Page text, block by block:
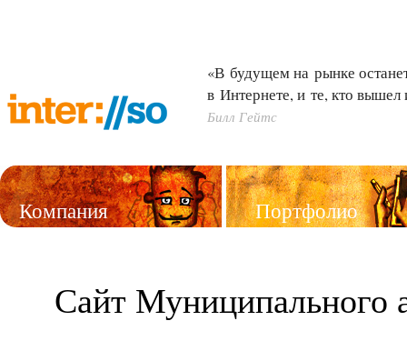
«В будущем на рынке
в Интернете, и те, кто вышел
Билл Гейтс
Компания Портфолио
Сайт Муниципального